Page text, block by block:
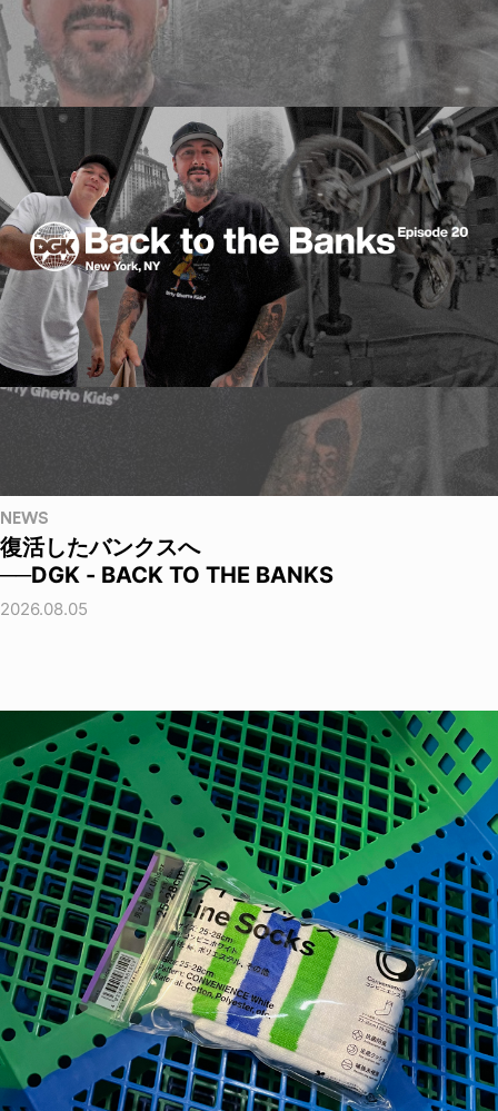
NEWS
復活したバンクスへ
──DGK - BACK TO THE BANKS
2026.08.05